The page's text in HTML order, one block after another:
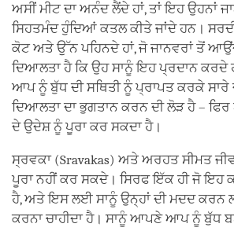
ਅਸੀਂ ਮੀਟ ਦਾ ਅਨੰਦ ਲੈਂਦੇ ਹਾਂ, ਤਾਂ ਇਹ ਉਹਨਾਂ
ਸਿਹਤਮੰਦ ਹੁੰਦਿਆਂ ਕਤਲ ਕੀਤੇ ਜਾਂਦੇ ਹਨ।
ਕੋਟ ਅਤੇ ਉੱਨ ਪਹਿਨਦੇ ਹਾਂ, ਜੋ ਜਾਨਵਰਾਂ ਤੋਂ
ਦਿਆਲਤਾ ਹੈ ਕਿ ਉਹ ਸਾਨੂੰ ਇਹ ਪ੍ਰਦਾਨ
ਆਪ ਨੂੰ ਬੁੱਧ ਦੀ ਸਥਿਤੀ ਨੂੰ ਪ੍ਰਾਪਤ ਕਰਕੇ ਸਾਰੇ
ਦਿਆਲਤਾ ਦਾ ਭੁਗਤਾਨ ਕਰਨ ਦੀ ਲੋੜ ਹੈ – ਫਿਰ
ਦੇ ਉਦੇਸ਼ ਨੂੰ ਪੂਰਾ ਕਰ ਸਕਦਾ ਹੈ।
ਸ੍ਰਵਕਾ (Sravakas) ਅਤੇ ਅਰਹਤ ਸੀਮਤ
ਪੂਰਾ ਨਹੀਂ ਕਰ ਸਕਦੇ। ਸਿਰਫ ਇੱਕ ਹੀ ਜੋ ਇਹ
ਹੈ, ਅਤੇ ਇਸ ਲਈ ਸਾਨੂੰ ਉਨ੍ਹਾਂ ਦੀ ਮਦਦ ਕਰਨ
ਕਰਨਾ ਚਾਹੀਦਾ ਹੈ। ਸਾਨੂੰ ਆਪਣੇ ਆਪ ਨੂੰ ਬੁੱਧ